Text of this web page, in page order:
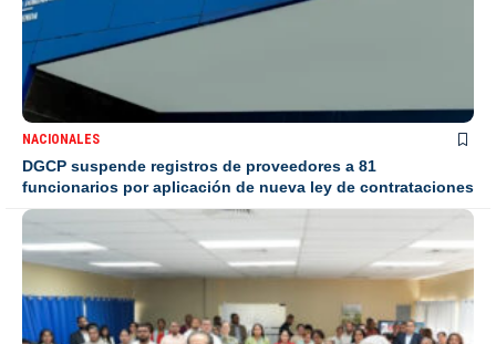
NACIONALES
DGCP suspende registros de proveedores a 81
funcionarios por aplicación de nueva ley de contrataciones